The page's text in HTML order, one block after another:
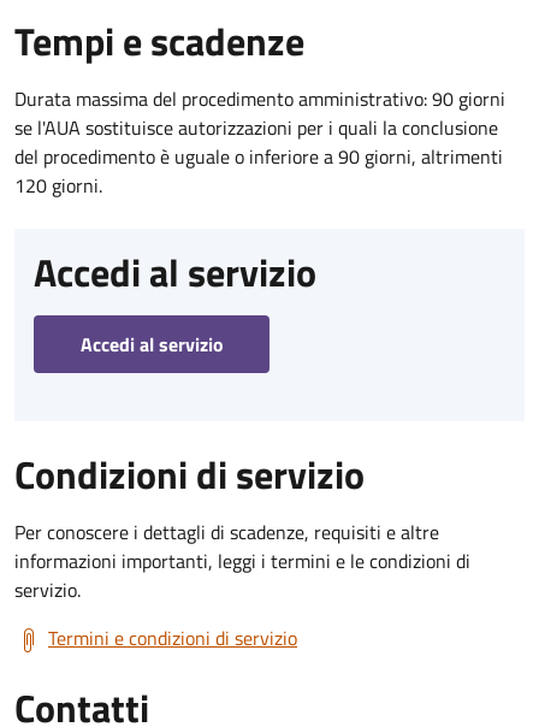
Tempi e scadenze
Durata massima del procedimento amministrativo: 90 giorni
se l'AUA sostituisce autorizzazioni per i quali la conclusione
del procedimento è uguale o inferiore a 90 giorni, altrimenti
120 giorni.
Accedi al servizio
Accedi al servizio
Condizioni di servizio
Per conoscere i dettagli di scadenze, requisiti e altre
informazioni importanti, leggi i termini e le condizioni di
servizio.
Termini e condizioni di servizio
Contatti